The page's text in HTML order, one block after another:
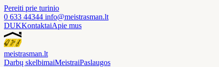
Pereiti prie turinio
0 633 44344 info@meistrasman.lt
DUKKontaktaiApie mus
meistrasman.lt
Darbų skelbimaiMeistraiPaslaugos